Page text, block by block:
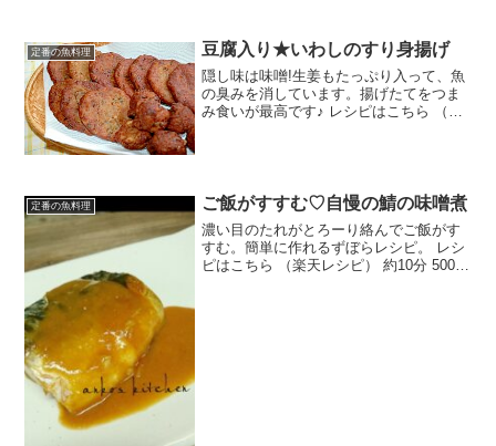
材料あじ玉ねぎパプリカにんじんカンタ
ン酢小麦粉...
定番の魚料理 豆腐入り★いわしのすり身揚げ
隠し味は味噌!生姜もたっぷり入って、魚
の臭みを消しています。揚げたてをつま
み食いが最高です♪ レシピはこちら （楽
定番の魚料理 ご飯がすすむ♡自慢の鯖の味噌煮
濃い目のたれがとろーり絡んでご飯がす
すむ。簡単に作れるずぼらレシピ。 レシ
ピはこちら （楽天レシピ） 約10分 500円